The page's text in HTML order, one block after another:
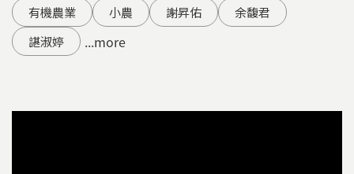
有機農業 小農 謝昇佑
余馥君
諶淑婷
...more